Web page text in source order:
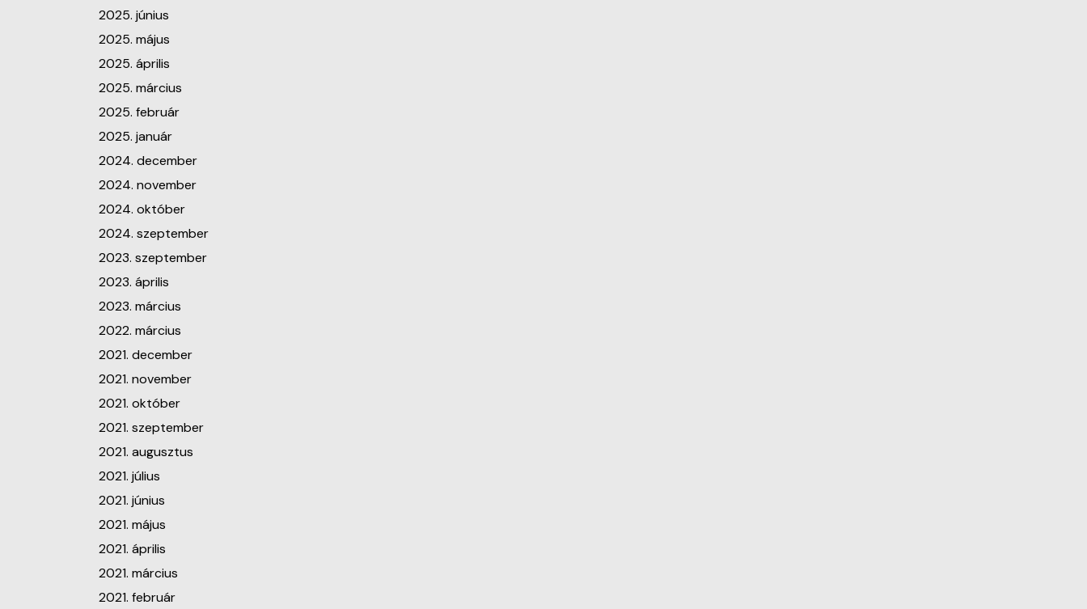
2025. június
2025. május
2025. április
2025. március
2025. február
2025. január
2024. december
2024. november
2024. október
2024. szeptember
2023. szeptember
2023. április
2023. március
2022. március
2021. december
2021. november
2021. október
2021. szeptember
2021. augusztus
2021. július
2021. június
2021. május
2021. április
2021. március
2021. február